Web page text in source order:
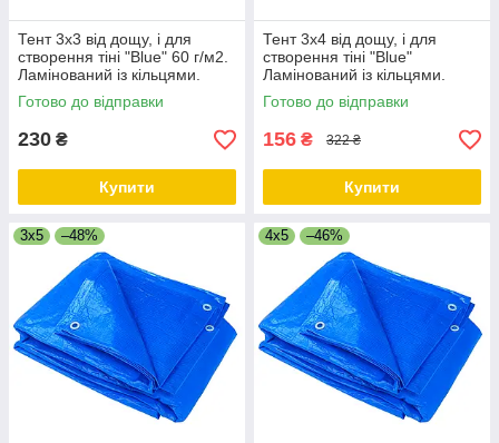
Тент 3х3 від дощу, і для
створення тіні "Blue" 60 г/м2.
Ламінований із кільцями.
Полог.
Готово до відправки
230 ₴
Купити
Тент 3х4 від дощу, і для
створення тіні "Blue"
Ламінований із кільцями.
Полог.
Готово до відправки
156 ₴ 322 ₴
Купити
3x5 –48% 4x5 –46%